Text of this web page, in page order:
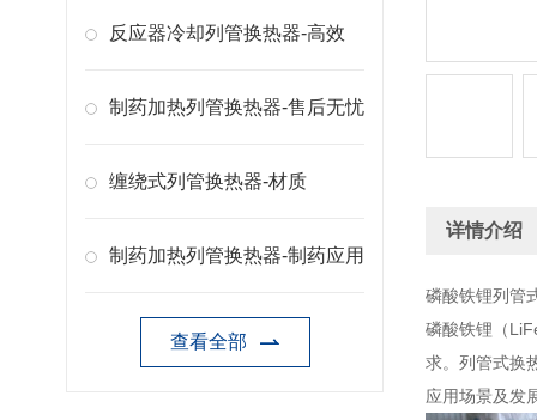
反应器冷却列管换热器-高效
制药加热列管换热器-售后无忧
缠绕式列管换热器-材质
制药加热列管换热器-制药应用
查看全部
详情介绍
磷酸铁锂列管
磷酸铁锂（
求。列管式换
应用场景及发